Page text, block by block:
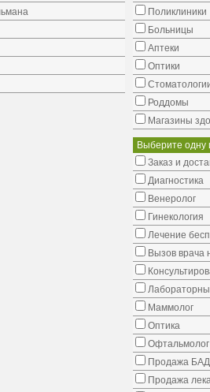
Поликлиники
Больницы
Аптеки
Оптики
Роддомы
Магазины
Выберите одну
Заказ и
Диагностика
Венеролог
Гинекология
Лечение
Вызов врача
Маммолог
Оптика
Офтальмолог
Продажа
Продажа